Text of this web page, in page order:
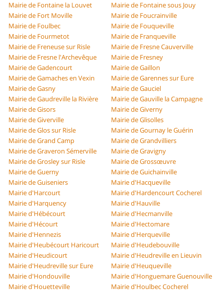
Mairie de Fontaine la Louvet
Mairie de Fontaine sous Jouy
Mairie de Fort Moville
Mairie de Foucrainville
Mairie de Foulbec
Mairie de Fouqueville
Mairie de Fourmetot
Mairie de Franqueville
Mairie de Freneuse sur Risle
Mairie de Fresne Cauverville
Mairie de Fresne l'Archevêque
Mairie de Fresney
Mairie de Gadencourt
Mairie de Gaillon
Mairie de Gamaches en Vexin
Mairie de Garennes sur Eure
Mairie de Gasny
Mairie de Gauciel
Mairie de Gaudreville la Rivière
Mairie de Gauville la Campagne
Mairie de Gisors
Mairie de Giverny
Mairie de Giverville
Mairie de Glisolles
Mairie de Glos sur Risle
Mairie de Gournay le Guérin
Mairie de Grand Camp
Mairie de Grandvilliers
Mairie de Graveron Sémerville
Mairie de Gravigny
Mairie de Grosley sur Risle
Mairie de Grossœuvre
Mairie de Guerny
Mairie de Guichainville
Mairie de Guiseniers
Mairie d'Hacqueville
Mairie d'Harcourt
Mairie d'Hardencourt Cocherel
Mairie d'Harquency
Mairie d'Hauville
Mairie d'Hébécourt
Mairie d'Hecmanville
Mairie d'Hécourt
Mairie d'Hectomare
Mairie d'Hennezis
Mairie d'Herqueville
Mairie d'Heubécourt Haricourt
Mairie d'Heudebouville
Mairie d'Heudicourt
Mairie d'Heudreville en Lieuvin
Mairie d'Heudreville sur Eure
Mairie d'Heuqueville
Mairie d'Hondouville
Mairie d'Honguemare Guenouville
Mairie d'Houetteville
Mairie d'Houlbec Cocherel